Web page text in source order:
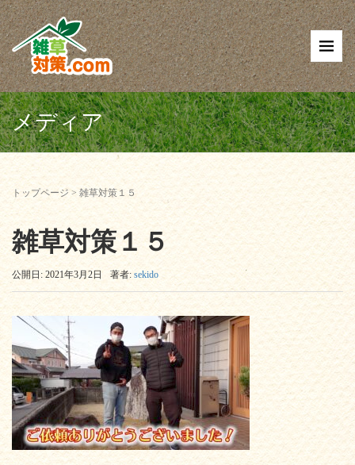
メディア
トップページ> 雑草対策１５
雑草対策１５
公開日: 2021年3月2日 著者: sekido